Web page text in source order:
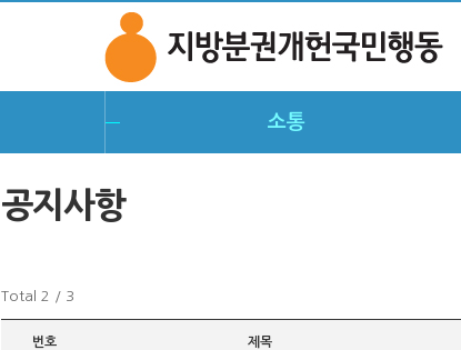
소통
공지사항
Total 2 / 3
번호 제목